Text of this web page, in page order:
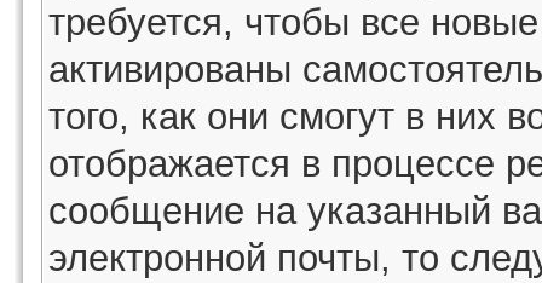
требуется, чтобы все
активированы
того, как они смогут в них
отображается в процессе
сообщение на указанный
электронной почты, то